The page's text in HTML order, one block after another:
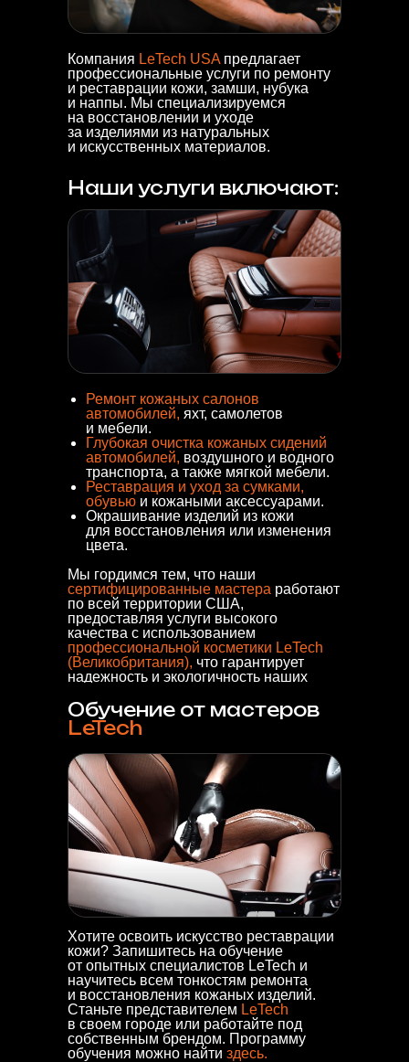
Компания LeTech USAпредлагает
профессиональные услуги по ремонту
и реставрации кожи, замши, нубука
и наппы. Мы специализируемся
на восстановлении и уходе
за изделиями из натуральных
и искусственных материалов.
Наши услуги включают:
Ремонт кожаных салонов
автомобилей, яхт, самолетов
и мебели.
Глубокая очистка кожаных сидений
автомобилей, воздушного и водного
транспорта, а также мягкой мебели.
Реставрация и уход за сумками,
обувью и кожаными аксессуарами.
Окрашивание изделий из кожи
для восстановления или изменения
цвета.
Мы гордимся тем, что наши
сертифицированные мастера работают
по всей территории США,
предоставляя услуги высокого
качества с использованием
профессиональной косметики LeTech
(Великобритания), что гарантирует
надежность и экологичность наших
Обучение от мастеров
LeTech
Хотите освоить искусство реставрации
кожи? Запишитесь на обучение
от опытных специалистов LeTech и
научитесь всем тонкостям ремонта
и восстановления кожаных изделий.
Станьте представителем LeTech
в своем городе или работайте под
собственным брендом. Программу
обучения можно найти здесь.